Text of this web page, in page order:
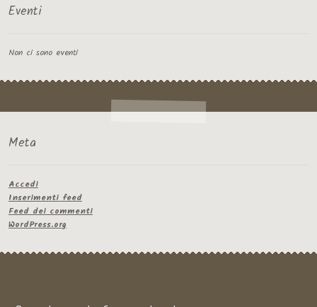
Eventi
Non ci sono eventi
Meta
Accedi
Inserimenti feed
Feed dei commenti
WordPress.org